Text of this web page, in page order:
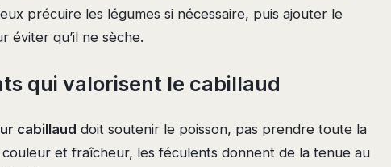
précuire les légumes si nécessaire, puis ajouter le
éviter qu’il ne sèche.
qui valorisent le cabillaud
cabillaud doit soutenir le poisson, pas prendre toute la
et fraîcheur, les féculents donnent de la tenue au